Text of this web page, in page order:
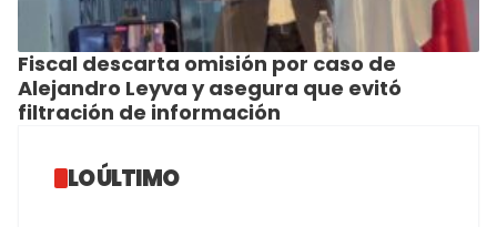
Fiscal descarta omisión por caso de
Alejandro Leyva y asegura que evitó
filtración de información
LO ÚLTIMO